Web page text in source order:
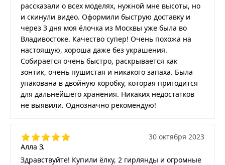
рассказали о всех моделях, нужной мне высоты, но
и скинули видео. Оформили быструю доставку и
через 3 дня моя ёлочка из Москвы уже была во
Владивостоке. Качество супер! Очень похожа на
настоящую, хороша даже без украшения.
Собирается очень быстро, раскрывается как
зонтик, очень пушистая и никакого запаха. Была
упакована в двойную коробку, которая пригодится
для дальнейшего хранения. Никаких недостатков
не выявили. Однозначно рекомендую!
Алла З.
30 октября 2023
Здравствуйте! Купили ёлку, 2 гирлянды и огромные